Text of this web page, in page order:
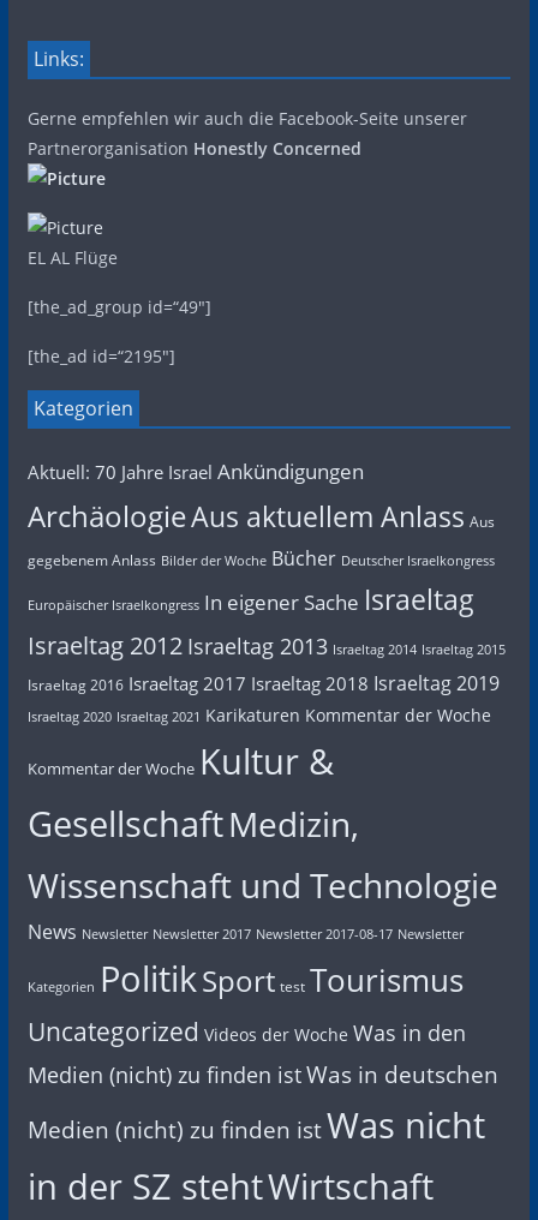
Links:
Gerne empfehlen wir auch die Facebook-Seite unserer
Partnerorganisation Honestly Concerned
EL AL Flüge
[the_ad_group id=“49″]
[the_ad id=“2195″]
Kategorien
Aktuell: 70 Jahre Israel Ankündigungen
ArchäologieAus aktuellem Anlass Aus
gegebenem Anlass Bilder der Woche Bücher Deutscher Israelkongress
Europäischer Israelkongress In eigener Sache Israeltag
Israeltag 2012 Israeltag 2013 Israeltag 2014 Israeltag 2015
Israeltag 2016 Israeltag 2017 Israeltag 2018 Israeltag 2019
Israeltag 2020 Israeltag 2021 Karikaturen Kommentar der Woche
Kommentar der Woche Kultur &
GesellschaftMedizin,
Wissenschaft und Technologie
News Newsletter Newsletter 2017 Newsletter 2017-08-17 Newsletter
Kategorien PolitikSport test Tourismus
Uncategorized Videos der Woche Was in den
Medien (nicht) zu finden istWas in deutschen
Medien (nicht) zu finden istWas nicht
in der SZ stehtWirtschaft